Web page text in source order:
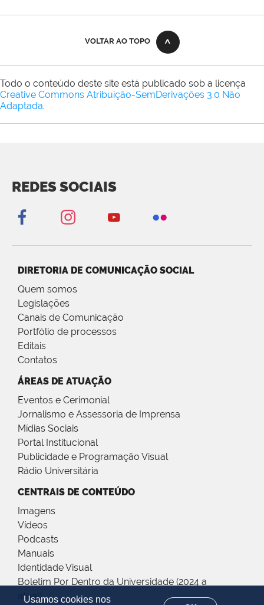
Usamos cookies nos
VOLTAR AO TOPO
Todo o conteúdo deste site está publicado sob a licença
Creative Commons Atribuição-SemDerivações 3.0 Não
Adaptada.
REDES SOCIAIS
DIRETORIA DE COMUNICAÇÃO SOCIAL
Quem somos
Legislações
Canais de Comunicação
Portfólio de processos
Editais
Contatos
ÁREAS DE ATUAÇÃO
Eventos e Cerimonial
Jornalismo e Assessoria de Imprensa
Mídias Sociais
Portal Institucional
Publicidade e Programação Visual
Rádio Universitária
CENTRAIS DE CONTEÚDO
Imagens
Vídeos
Podcasts
Manuais
Identidade Visual
Boletim Por Dentro da Universidade (2024 a
atual)